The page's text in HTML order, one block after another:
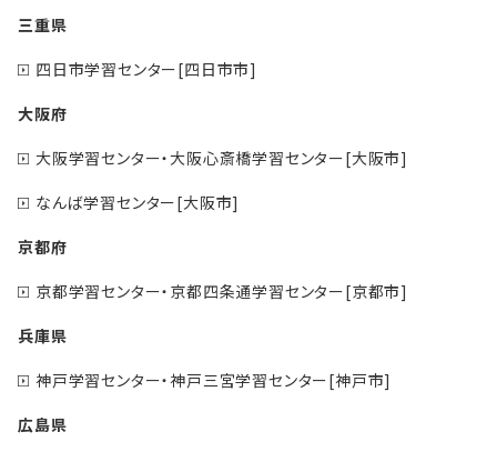
三重県
四日市学習センター[四日市市]
大阪府
大阪学習センター・大阪心斎橋学習センター[大阪市]
なんば学習センター[大阪市]
京都府
京都学習センター・京都四条通学習センター[京都市]
兵庫県
神戸学習センター・神戸三宮学習センター[神戸市]
広島県